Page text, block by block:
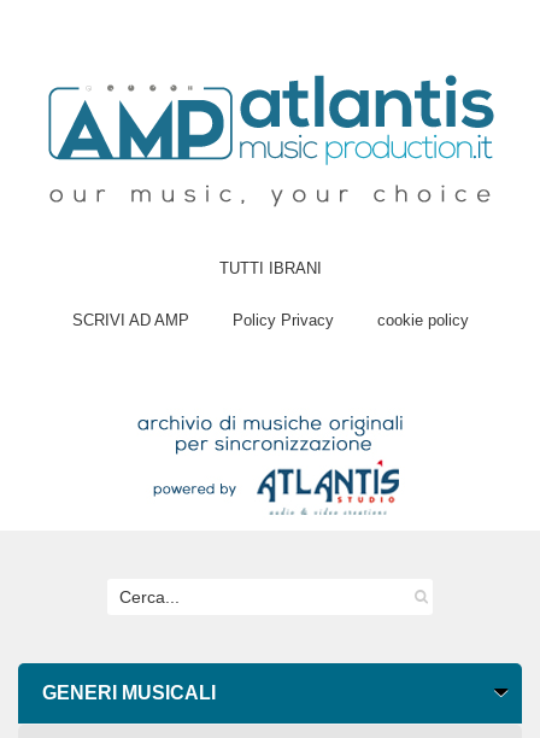
TUTTI IBRANI
SCRIVI AD AMP Policy Privacy cookie policy
GENERI MUSICALI